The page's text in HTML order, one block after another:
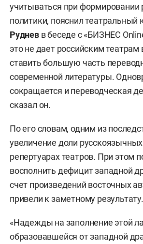
учитываться при формировании
политики, пояснил театральный
Руднев в беседе с «БИЗНЕС
это не дает российским
ставить большую часть
современной литературы.
сокращается и переводческая
сказал он.
По его словам, одним из
увеличение доли
репертуарах театров. При этом
восполнить дефицит западной
счет произведений восточных
привели к заметному результату.
«Надежды на заполнение этой
образовавшейся от западной